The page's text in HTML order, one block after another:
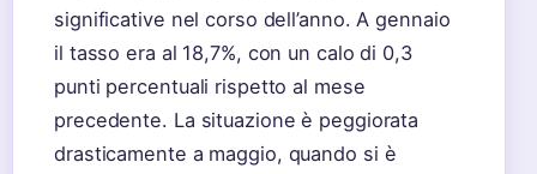
significative nel corso dell’anno. A gennaio
il tasso era al 18,7%, con un calo di 0,3
punti percentuali rispetto al mese
precedente. La situazione è peggiorata
drasticamente a maggio, quando si è